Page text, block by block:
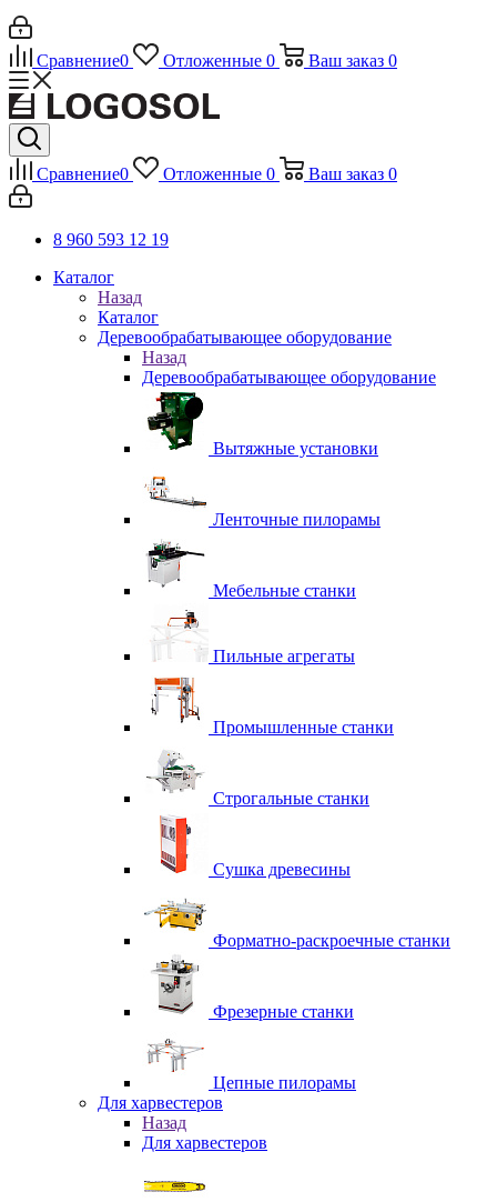
Сравнение0 Отложенные 0 Ваш заказ 0
Сравнение0 Отложенные 0 Ваш заказ 0
8 960 593 12 19
Каталог
Назад
Каталог
Деревообрабатывающее оборудование
Назад
Деревообрабатывающее оборудование
Вытяжные установки
Ленточные пилорамы
Мебельные станки
Пильные агрегаты
Промышленные станки
Строгальные станки
Сушка древесины
Форматно-раскроечные станки
Фрезерные станки
Цепные пилорамы
Для харвестеров
Назад
Для харвестеров